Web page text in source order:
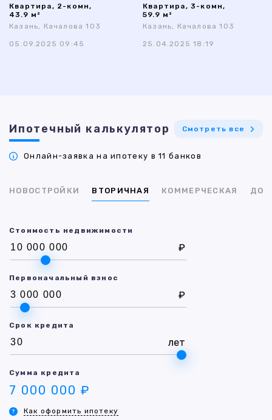
Квартира, 2-комн,
43.9 м²
Казань, Качалова 103
05.09.2025 09:45
Квартира, 3-комн,
59.9 м²
Казань, Качалова 103
25.04.2025 18:19
Ипотечный калькулятор Смотреть все
Онлайн-заявка на ипотеку в 11 банков
НОВОСТРОЙКИ ВТОРИЧНАЯ КОММЕРЧЕСКАЯ ДОМ
Стоимость недвижимости
₽
Первоначальный взнос
₽
Срок кредита
лет
Сумма кредита
7 000 000 ₽
Как оформить ипотеку